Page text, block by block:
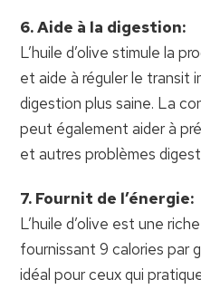
6. Aide à la digestion:
L’huile d’olive stimule la
et aide à réguler le transit
digestion plus saine. La
peut également aider à
et autres problèmes
7. Fournit de l’énergie:
L’huile d’olive est une
fournissant 9 calories par
idéal pour ceux qui